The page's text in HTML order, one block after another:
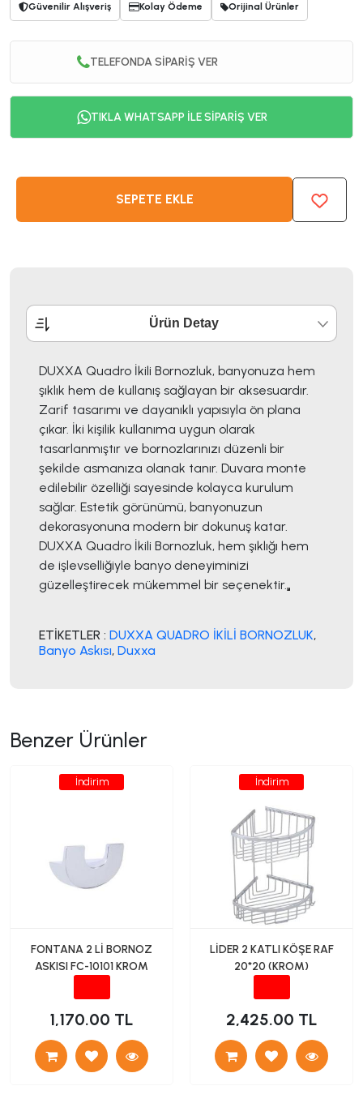
Güvenilir Alışveriş Kolay Ödeme Orijinal Ürünler
TELEFONDA SİPARİŞ VER
TIKLA WHATSAPP İLE SİPARİŞ VER
SEPETE EKLE
Ürün Detay
DUXXA Quadro İkili Bornozluk, banyonuza hem
şıklık hem de kullanış sağlayan bir aksesuardır.
Zarif tasarımı ve dayanıklı yapısıyla ön plana
çıkar. İki kişilik kullanıma uygun olarak
tasarlanmıştır ve bornozlarınızı düzenli bir
şekilde asmanıza olanak tanır. Duvara monte
edilebilir özelliği sayesinde kolayca kurulum
sağlar. Estetik görünümü, banyonuzun
dekorasyonuna modern bir dokunuş katar.
DUXXA Quadro İkili Bornozluk, hem şıklığı hem
de işlevselliğiyle banyo deneyiminizi
güzelleştirecek mükemmel bir seçenektir.
ETİKETLER : DUXXA QUADRO İKİLİ BORNOZLUK,
Banyo Askısı, Duxxa
Benzer Ürünler
İndirim
FONTANA 2 Lİ BORNOZ
ASKISI FC-10101 KROM
1,170.00 TL
İndirim
LİDER 2 KATLI KÖŞE RAF
20*20 (KROM)
2,425.00 TL